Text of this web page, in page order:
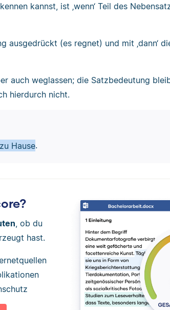
kannst, ist ‚wenn‘ Teil des
ausgedrückt (es regnet) und mit ‚dann‘
auch weglassen; die Satzbedeutung
hierdurch nicht.
Hause.
, ob du
hast.